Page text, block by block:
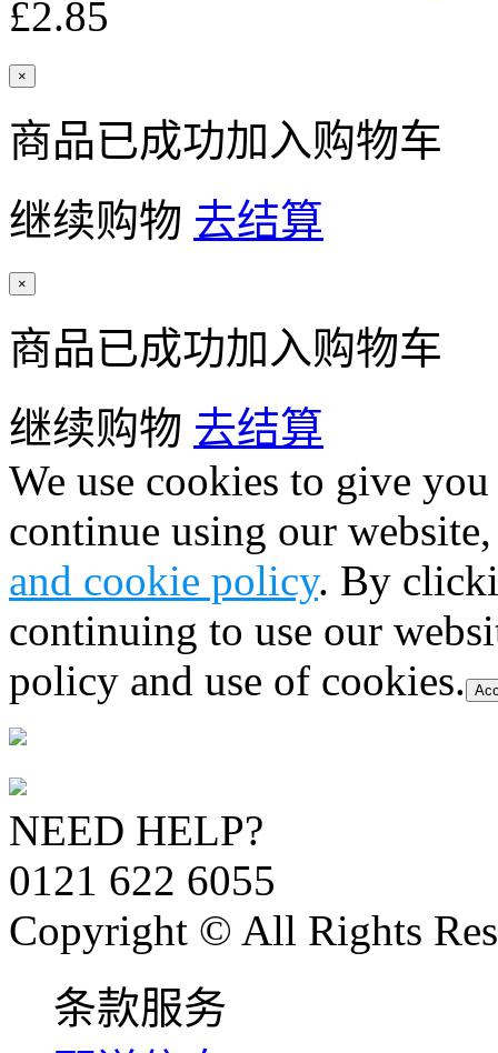
£2.85
×
商品已成功加入购物车
继续购物 去结算
×
商品已成功加入购物车
继续购物 去结算
We use cookies to give
continue using our
and cookie policy. By
continuing to use our
policy and use of cookies.
NEED HELP?
0121 622 6055
Copyright © All Rights
条款服务